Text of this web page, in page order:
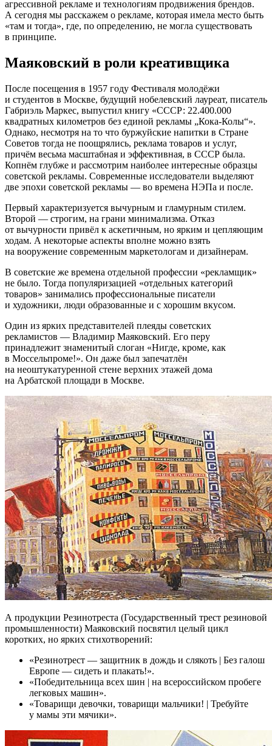
агрессивной рекламе и технологиям продвижения брендов.
А сегодня мы расскажем о рекламе, которая имела место быть
«там и тогда», где, по определению, не могла существовать
в принципе.
Маяковский в роли креативщика
После посещения в 1957 году Фестиваля молодёжи
и студентов в Москве, будущий нобелевский лауреат, писатель
Габриэль Маркес, выпустил книгу «СССР: 22.400.000
квадратных километров без единой рекламы „Кока-Колы“».
Однако, несмотря на то что буржуйские напитки в Стране
Советов тогда не поощрялись, реклама товаров и услуг,
причём весьма масштабная и эффективная, в СССР была.
Копнём глубже и рассмотрим наиболее интересные образцы
советской рекламы. Современные исследователи выделяют
две эпохи советской рекламы — во времена НЭПа и после.
Первый характеризуется вычурным и гламурным стилем.
Второй — строгим, на грани минимализма. Отказ
от вычурности привёл к аскетичным, но ярким и цепляющим
ходам. А некоторые аспекты вполне можно взять
на вооружение современным маркетологам и дизайнерам.
В советские же времена отдельной профессии «рекламщик»
не было. Тогда популяризацией «отдельных категорий
товаров» занимались профессиональные писатели
и художники, люди образованные и с хорошим вкусом.
Один из ярких представителей плеяды советских
рекламистов — Владимир Маяковский. Его перу
принадлежит знаменитый слоган «Нигде, кроме, как
в Моссельпроме!». Он даже был запечатлён
на неоштукатуренной стене верхних этажей дома
на Арбатской площади в Москве.
А продукции Резинотреста (Государственный трест резиновой
промышленности) Маяковский посвятил целый цикл
коротких, но ярких стихотворений:
«Резинотрест — защитник в дождь и слякоть | Без галош
Европе — сидеть и плакать!».
«Победительница всех шин | на всероссийском пробеге
легковых машин».
«Товарищи девочки, товарищи мальчики! | Требуйте
у мамы эти мячики».